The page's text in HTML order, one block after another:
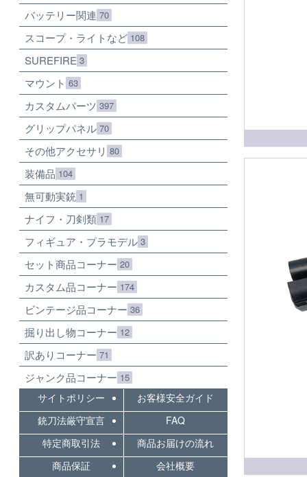
バッテリー関連 70
スコープ・ライトなど 108
SUREFIRE 3
マウント 63
カスタムパーツ 397
グリップパネル 70
その他アクセサリ 80
装備品 104
無可動実銃 1
ナイフ・刀剣類 17
フィギュア・プラモデル 3
セット商品コーナー 20
カスタム品コーナー 174
ビンテージ品コーナー 36
掘り出し物コーナー 12
訳ありコーナー 71
ジャンク品コーナー 15
サイトポリシー
お客様安全ガイド
銃刀法厳守宣言
FAQ
特定商取引法
商品お届けの流れ
商品保証
会社概要